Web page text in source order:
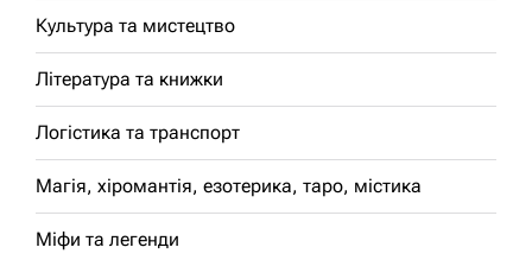
Культура та мистецтво
Література та книжки
Логістика та транспорт
Магія, хіромантія, езотерика, таро, містика
Міфи та легенди